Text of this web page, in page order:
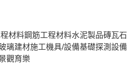
材料鋼筋工程材料水泥製品磚瓦石
璃建材施工機具/設備基礎探測設備
觀育樂